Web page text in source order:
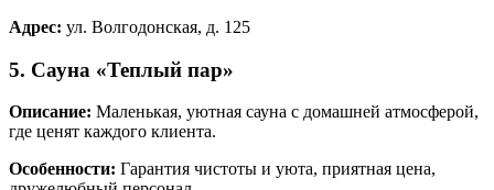
Адрес: ул. Волгодонская, д. 125
5. Сауна «Теплый пар»
Описание: Маленькая, уютная сауна с домашней атмосферой,
где ценят каждого клиента.
Особенности: Гарантия чистоты и уюта, приятная цена,